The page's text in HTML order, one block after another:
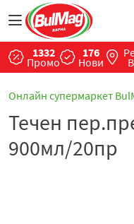
1332
Промо
176
Нови
Онлайн супермаркет
Течен
900мл/20пр